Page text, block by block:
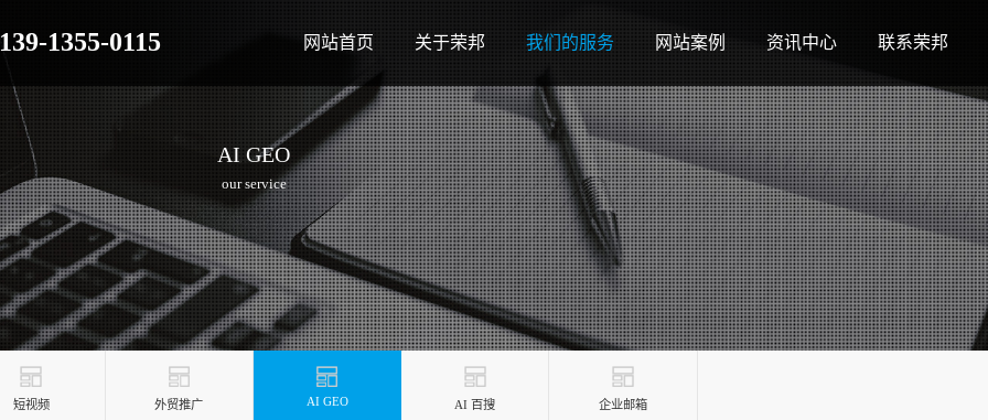
139-1355-0115 网站首页 关于荣邦 我们的服务 网站案例 资讯中心 联系荣邦
AI GEO
our service
短视频 外贸推广 AI GEO AI 百搜 企业邮箱